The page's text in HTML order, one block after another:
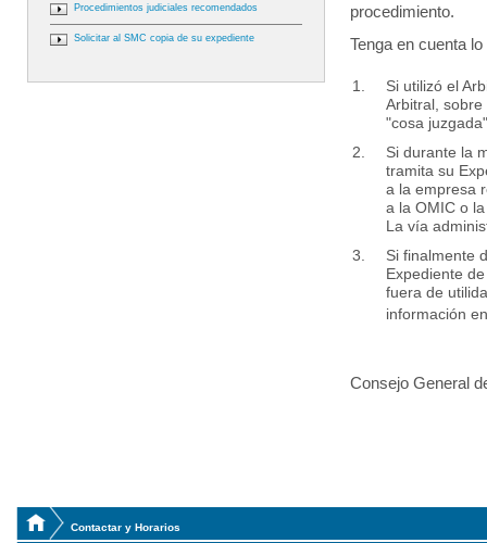
Procedimientos judiciales recomendados
Solicitar al SMC copia de su expediente
procedimiento.
Tenga en cuenta
Si utilizó el
Arbitral,
"cosa
Si durante la
tramita su
a la empresa
a la OMIC o
La vía
Si finalmente
Expediente
fuera de
información
Consejo General
Contactar y Horarios